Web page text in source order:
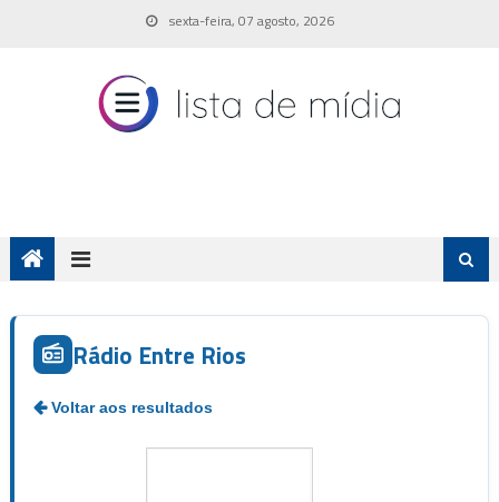
sexta-feira, 07 agosto, 2026
Rádio Entre Rios